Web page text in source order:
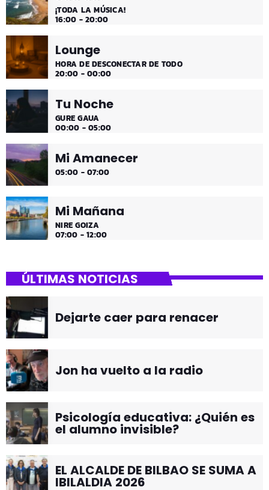
¡Disfruta!
¡TODA LA MÚSICA!
16:00 - 20:00
Lounge
HORA DE DESCONECTAR DE TODO
20:00 - 00:00
Tu Noche
GURE GAUA
00:00 - 05:00
Mi Amanecer
05:00 - 07:00
Mi Mañana
NIRE GOIZA
07:00 - 12:00
ÚLTIMAS NOTICIAS
Dejarte caer para renacer
Jon ha vuelto a la radio
Psicología educativa: ¿Quién es
el alumno invisible?
EL ALCALDE DE BILBAO SE SUMA A
IBILALDIA 2026